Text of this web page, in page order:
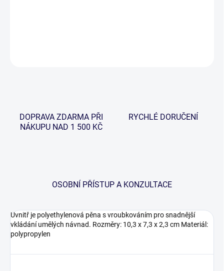
DOPRAVA ZDARMA PŘI
NÁKUPU NAD 1 500 KČ
RYCHLÉ DORUČENÍ
OSOBNÍ PŘÍSTUP A KONZULTACE
Uvnitř je polyethylenová pěna s vroubkováním pro snadnější
vkládání umělých návnad. Rozměry: 10,3 x 7,3 x 2,3 cm Materiál:
polypropylen